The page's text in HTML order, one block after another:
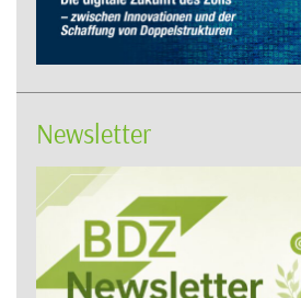
Newsletter